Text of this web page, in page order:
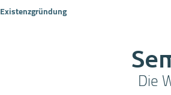
Existenzgründung
Die